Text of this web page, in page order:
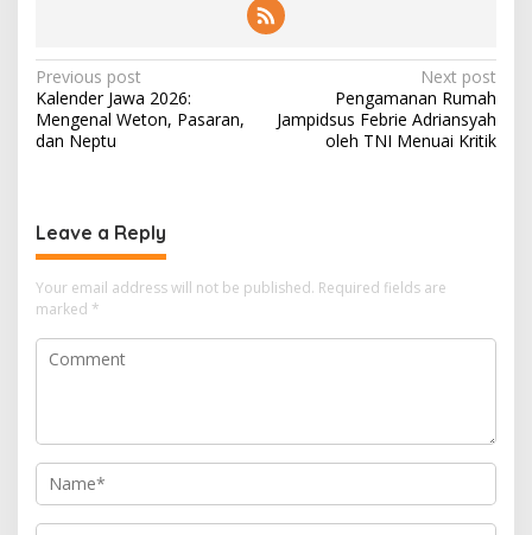
P
o
s
a
v
i
g
i
o
n
Previous post
Kalender Jawa 2026:
Mengenal Weton, Pasaran,
dan Neptu
Next post
Pengamanan Rumah
Jampidsus Febrie Adriansyah
oleh TNI Menuai Kritik
Leave a Reply
Your email address will not be published. Required fields are
marked *